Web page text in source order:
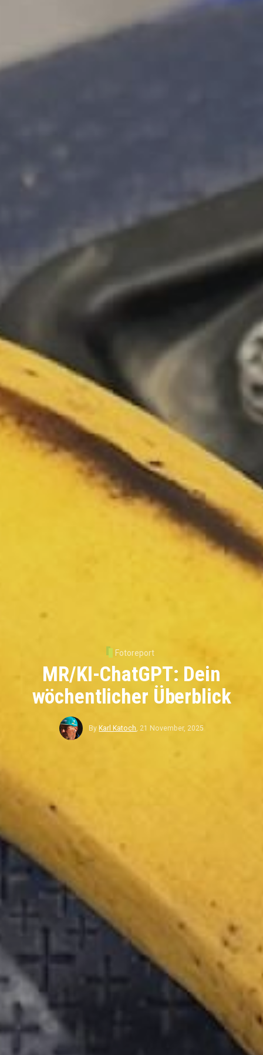
Fotoreport
MR/KI-ChatGPT: Dein
wöchentlicher Überblick
ByKarl Katoch 21 November, 2025